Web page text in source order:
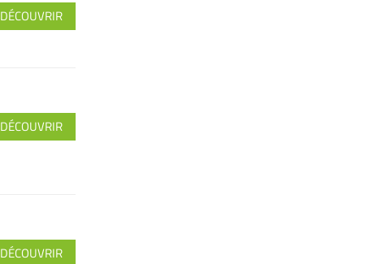
DÉCOUVRIR
DÉCOUVRIR
DÉCOUVRIR